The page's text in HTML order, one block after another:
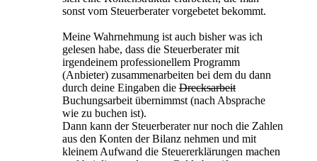
sonst vom Steuerberater vorgebetet bekommt.
Meine Wahrnehmung ist auch bisher was ich
gelesen habe, dass die Steuerberater mit
irgendeinem professionellem Programm
(Anbieter) zusammenarbeiten bei dem du dann
durch deine Eingaben die Drecksarbeit
Buchungsarbeit übernimmst (nach Absprache
wie zu buchen ist).
Dann kann der Steuerberater nur noch die Zahlen
aus den Konten der Bilanz nehmen und mit
kleinem Aufwand die Steuererklärungen machen